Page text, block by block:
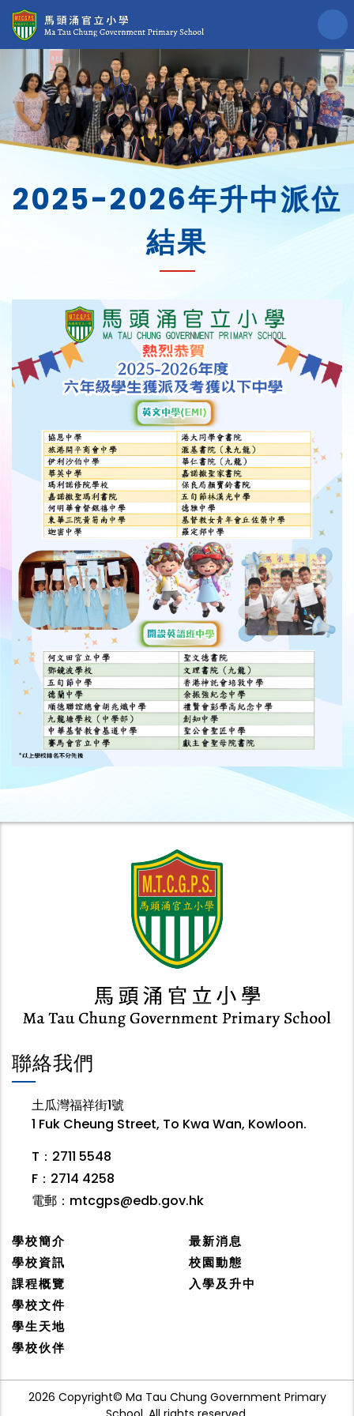
2025-2026年升中派位
結果
聯絡我們
土瓜灣福祥街1號
1 Fuk Cheung Street, To Kwa Wan, Kowloon.
T：2711 5548
F：2714 4258
電郵： mtcgps@edb.gov.hk
學校簡介
學校資訊
課程概覽
學校文件
學生天地
學校伙伴
最新消息
校園動態
入學及升中
2026 Copyright© Ma Tau Chung Government Primary